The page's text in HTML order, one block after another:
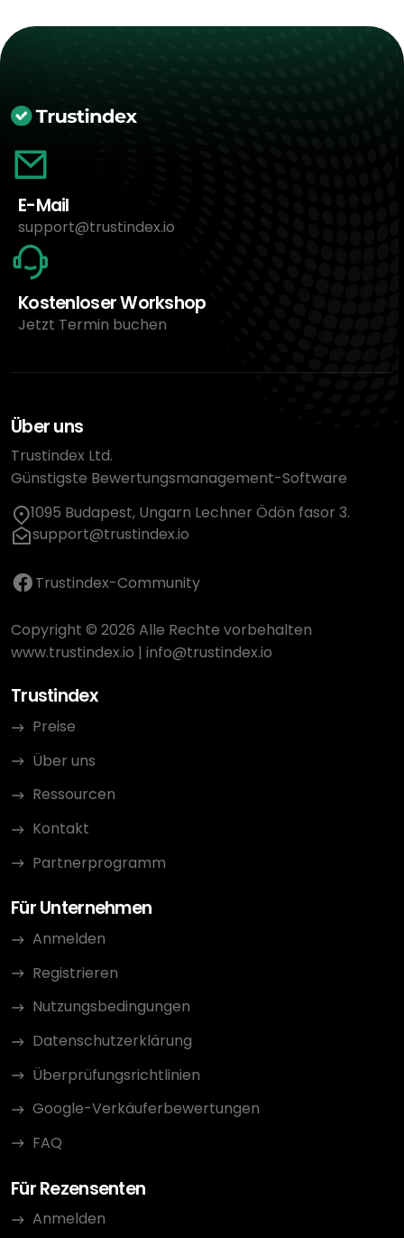
E-Mail
support@trustindex.io
Kostenloser Workshop
Jetzt Termin buchen
Über uns
Trustindex Ltd.
Günstigste Bewertungsmanagement-Software
1095 Budapest, Ungarn Lechner Ödön fasor 3.
support@trustindex.io
Trustindex-Community
Copyright © 2026 Alle Rechte vorbehalten
www.trustindex.io | info@trustindex.io
Trustindex
Preise
Über uns
Ressourcen
Kontakt
Partnerprogramm
Für Unternehmen
Anmelden
Registrieren
Nutzungsbedingungen
Datenschutzerklärung
Überprüfungsrichtlinien
Google-Verkäuferbewertungen
FAQ
Für Rezensenten
Anmelden